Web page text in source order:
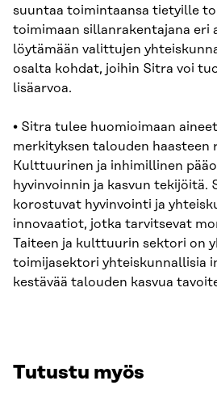
suuntaa toimintaansa tietyille
toimimaan sillanrakentajana eri
löytämään valittujen
osalta kohdat, joihin Sitra voi
lisäarvoa.
• Sitra tulee huomioimaan
merkityksen talouden haasteen
Kulttuurinen ja inhimillinen
hyvinvoinnin ja kasvun tekijöitä.
korostuvat hyvinvointi ja
innovaatiot, jotka tarvitsevat
Taiteen ja kulttuurin sektori on
toimijasektori yhteiskunnallisia
kestävää talouden kasvua
Tutustu myös